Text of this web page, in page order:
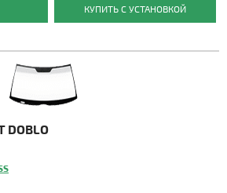
КУПИТЬ С УСТАНОВКОЙ
DOBLO